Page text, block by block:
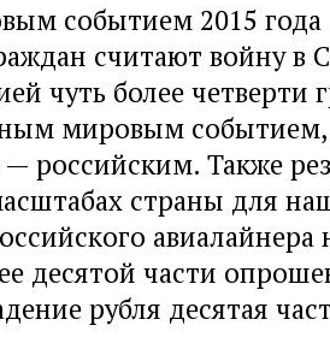
событием 2015 года
считают войну в
чуть более четверти
мировым событием,
— российским. Также
страны для
десятой части
рубля десятая